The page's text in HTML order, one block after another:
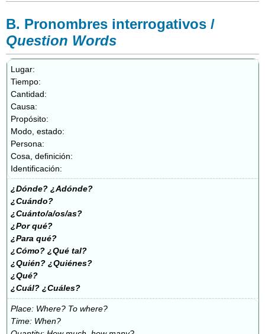
B. Pronombres interrogativos /
Question Words
Lugar:
Tiempo:
Cantidad:
Causa:
Propósito:
Modo, estado:
Persona:
Cosa, definición:
Identificación:
¿Dónde? ¿Adónde?
¿Cuándo?
¿Cuánto/a/os/as?
¿Por qué?
¿Para qué?
¿Cómo? ¿Qué tal?
¿Quién? ¿Quiénes?
¿Qué?
¿Cuál? ¿Cuáles?
Place: Where? To where?
Time: When?